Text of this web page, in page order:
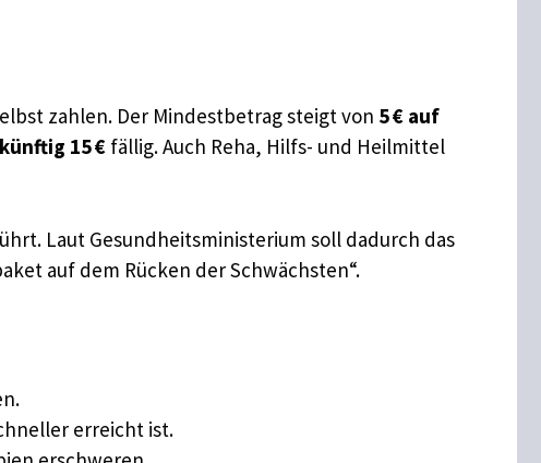
zahlen. Der Mindestbetrag steigt von 5 € auf
15 € fällig. Auch Reha, Hilfs- und Heilmittel
Laut Gesundheitsministerium soll dadurch das
auf dem Rücken der Schwächsten“.
erreicht ist.